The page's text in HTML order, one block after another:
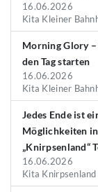
16.06.2026
Kita Kleiner
Morning Glory
den Tag starten
16.06.2026
Kita Kleiner
Jedes Ende ist
Möglichkeiten
„Knirpsenland“
16.06.2026
Kita Knirpsenland